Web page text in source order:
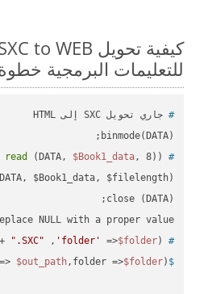
للتعليمات البرمجية
# جاري تحويل SXC إلى HTML
binmode(DATA);
#
read (DATA, $Book1_data, 8)) {};
NULL with a proper value
#
".SXC" , 'folder' =>$folder) ;
$
$out_path,folder =>$folder);